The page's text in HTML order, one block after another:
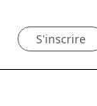
S'inscrire